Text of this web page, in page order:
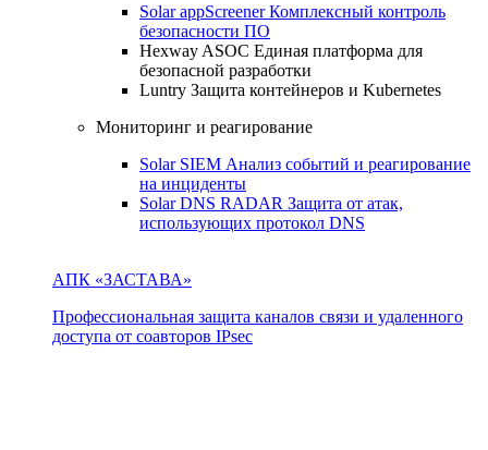
Solar appScreenerКомплексный контроль
безопасности ПО
Hexway ASOC Единая платформа для
безопасной разработки
Luntry Защита контейнеров и Kubernetes
Мониторинг и реагирование
Solar SIEM Анализ событий и реагирование
на инциденты
Solar DNS RADAR Защита от атак,
использующих протокол DNS
АПК «ЗАСТАВА»
Профессиональная защита каналов связи и удаленного
доступа от соавторов IPsec